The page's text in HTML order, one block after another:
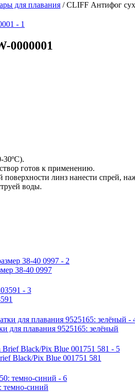
для плавания /CLIFF Антифог
0000001
30ºС).
готов к применению.
линз нанести спрей,
воды.
38-40 0997
для плавания 9525165: зелёный
Black/Pix Blue 001751 581
темно-синий